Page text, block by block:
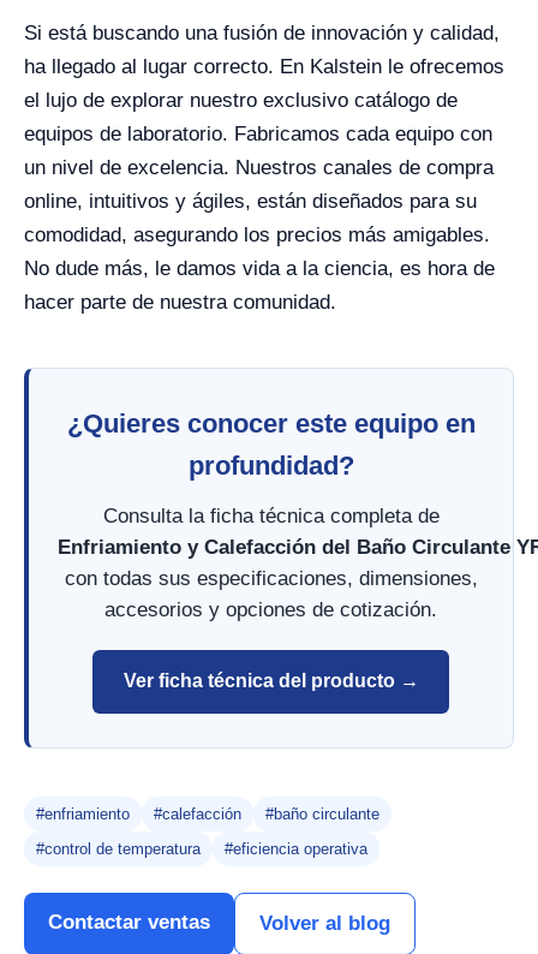
Si está buscando una fusión de innovación y calidad,
ha llegado al lugar correcto. En Kalstein le ofrecemos
el lujo de explorar nuestro exclusivo catálogo de
equipos de laboratorio. Fabricamos cada equipo con
un nivel de excelencia. Nuestros canales de compra
online, intuitivos y ágiles, están diseñados para su
comodidad, asegurando los precios más amigables.
No dude más, le damos vida a la ciencia, es hora de
hacer parte de nuestra comunidad.
¿Quieres conocer este equipo en
profundidad?
Consulta la ficha técnica completa de
Enfriamiento y Calefacción del Baño Circulante
con todas sus especificaciones, dimensiones,
accesorios y opciones de cotización.
Ver ficha técnica del producto →
#enfriamiento #calefacción
#baño circulante
#control de temperatura
#eficiencia operativa
Contactar ventas Volver al blog